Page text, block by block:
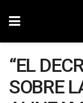
“EL
SOBRE